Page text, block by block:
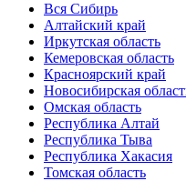
Вся Сибирь
Алтайский край
Иркутская область
Кемеровская область
Красноярский край
Новосибирская
Омская область
Республика Алтай
Республика Тыва
Республика Хакасия
Томская область